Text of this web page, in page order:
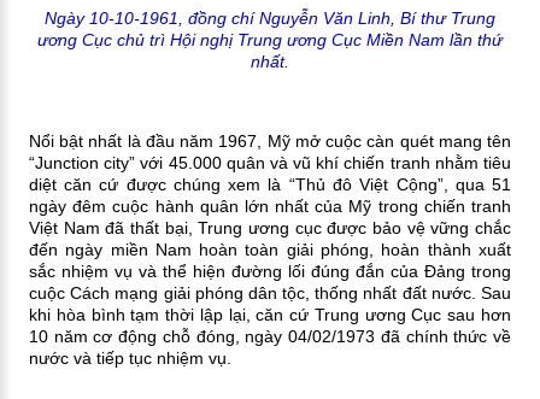
Ngày 10-10-1961, đồng chí Nguyễn Văn Linh, Bí thư Trung
ương Cục chủ trì Hội nghị Trung ương Cục Miền Nam lần thứ
nhất.
Nổi bật nhất là đầu năm 1967, Mỹ mở cuộc càn quét mang tên
“Junction city” với 45.000 quân và vũ khí chiến tranh nhằm tiêu
diệt căn cứ được chúng xem là “Thủ đô Việt Cộng”, qua 51
ngày đêm cuộc hành quân lớn nhất của Mỹ trong chiến tranh
Việt Nam đã thất bại, Trung ương cục được bảo vệ vững chắc
đến ngày miền Nam hoàn toàn giải phóng, hoàn thành xuất
sắc nhiệm vụ và thể hiện đường lối đúng đắn của Đảng trong
cuộc Cách mạng giải phóng dân tộc, thống nhất đất nước. Sau
khi hòa bình tạm thời lập lại, căn cứ Trung ương Cục sau hơn
10 năm cơ động chỗ đóng, ngày 04/02/1973 đã chính thức về
nước và tiếp tục nhiệm vụ.